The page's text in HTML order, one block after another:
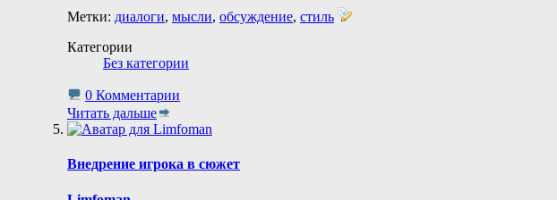
Метки: диалоги, мысли, обсуждение, стиль
Категории
Без категории
0 Комментарии
Читать дальше
Внедрение игрока в сюжет